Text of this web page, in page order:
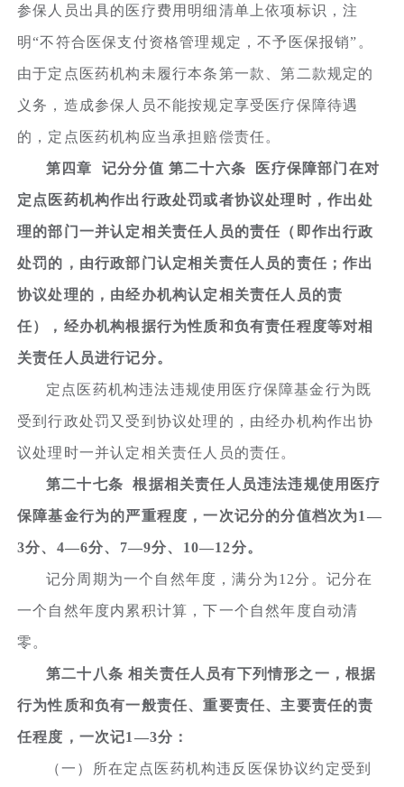
参保人员出具的医疗费用明细清单上依项标识，注
明“不符合医保支付资格管理规定，不予医保报销”。
由于定点医药机构未履行本条第一款、第二款规定的
义务，造成参保人员不能按规定享受医疗保障待遇
的，定点医药机构应当承担赔偿责任。
第四章 记分分值 第二十六条 医疗保障部门在对
定点医药机构作出行政处罚或者协议处理时，作出处
理的部门一并认定相关责任人员的责任（即作出行政
处罚的，由行政部门认定相关责任人员的责任；作出
协议处理的，由经办机构认定相关责任人员的责
任），经办机构根据行为性质和负有责任程度等对相
关责任人员进行记分。
定点医药机构违法违规使用医疗保障基金行为既
受到行政处罚又受到协议处理的，由经办机构作出协
议处理时一并认定相关责任人员的责任。
第二十七条 根据相关责任人员违法违规使用医疗
保障基金行为的严重程度，一次记分的分值档次为1—
3分、4—6分、7—9分、10—12分。
记分周期为一个自然年度，满分为12分。记分在
一个自然年度内累积计算，下一个自然年度自动清
零。
第二十八条 相关责任人员有下列情形之一，根据
行为性质和负有一般责任、重要责任、主要责任的责
任程度，一次记1—3分：
（一）所在定点医药机构违反医保协议约定受到